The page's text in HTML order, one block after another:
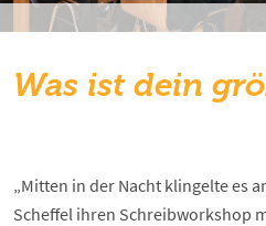
Was ist dein
„Mitten in der Nacht klingelte es
Scheffel ihren Schreibworkshop